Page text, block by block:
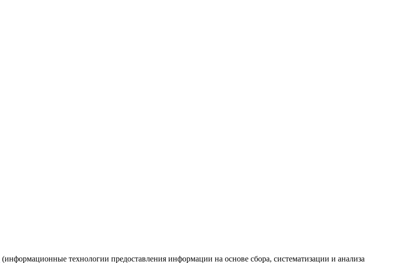
(информационные технологии предоставления информации на основе сбора, систематизации и анализа